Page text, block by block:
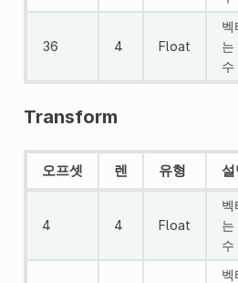
36 4 Float
벡
는
수
Transform
오프셋 렌 유형 설
4 4 Float
벡
는
수
벡